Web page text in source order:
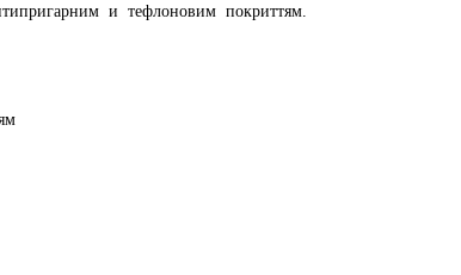
и тефлоновим покриттям.